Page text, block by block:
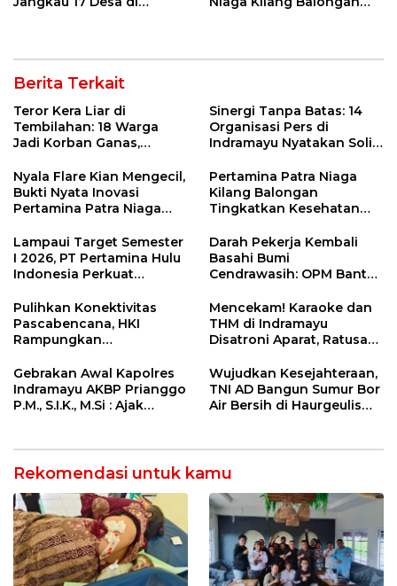
Berita Terkait
Teror Kera Liar di
Tembilahan: 18 Warga
Jadi Korban Ganas,
12 Jahitan!
Sinergi Tanpa Batas: 14
Organisasi Pers di
Indramayu Nyatakan Solid
Nyala Flare Kian Mengecil,
Bukti Nyata Inovasi
Pertamina Patra Niaga
Net Zero Emission 2060
Pertamina Patra Niaga
Kilang Balongan
Tingkatkan Kesehatan
Pemeriksaan Kesehatan
Rutin dan Edukasi
Perawatan Gigi
Lampaui Target Semester
I 2026, PT Pertamina Hulu
Indonesia Perkuat
Nasional Lewat Inovasi &
Keselamatan Kerja
Darah Pekerja Kembali
Basahi Bumi
Cendrawasih: OPM Bantai
di Tolikara!
Pulihkan Konektivitas
Pascabencana, HKI
Rampungkan
Lembah Anai dan Malalak
Mencekam! Karaoke dan
THM di Indramayu
Disatroni Aparat, Ratusan
Dites Urine!
Gebrakan Awal Kapolres
Indramayu AKBP Prianggo
P.M., S.I.K., M.Si : Ajak
Wujudkan Kesejahteraan,
TNI AD Bangun Sumur Bor
Air Bersih di Haurgeulis
Rekomendasi untuk kamu